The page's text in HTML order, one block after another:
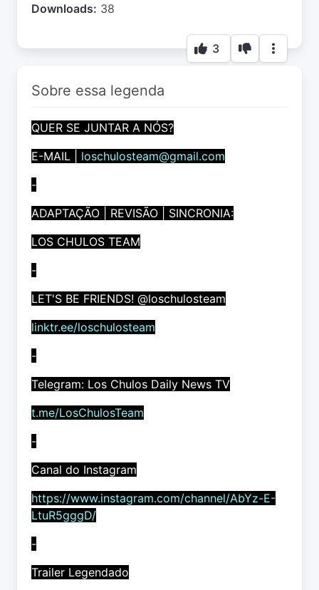
Downloads: 38
3
Sobre essa legenda
QUER SE JUNTAR A NÓS?
E-MAIL | loschulosteam@gmail.com
-
ADAPTAÇÃO | REVISÃO | SINCRONIA:
LOS CHULOS TEAM
-
LET'S BE FRIENDS! @loschulosteam
linktr.ee/loschulosteam
-
Telegram: Los Chulos Daily News TV
t.me/LosChulosTeam
-
Canal do Instagram
https://www.instagram.com/channel/AbYz-E-
LtuR5gggD/
-
Trailer Legendado